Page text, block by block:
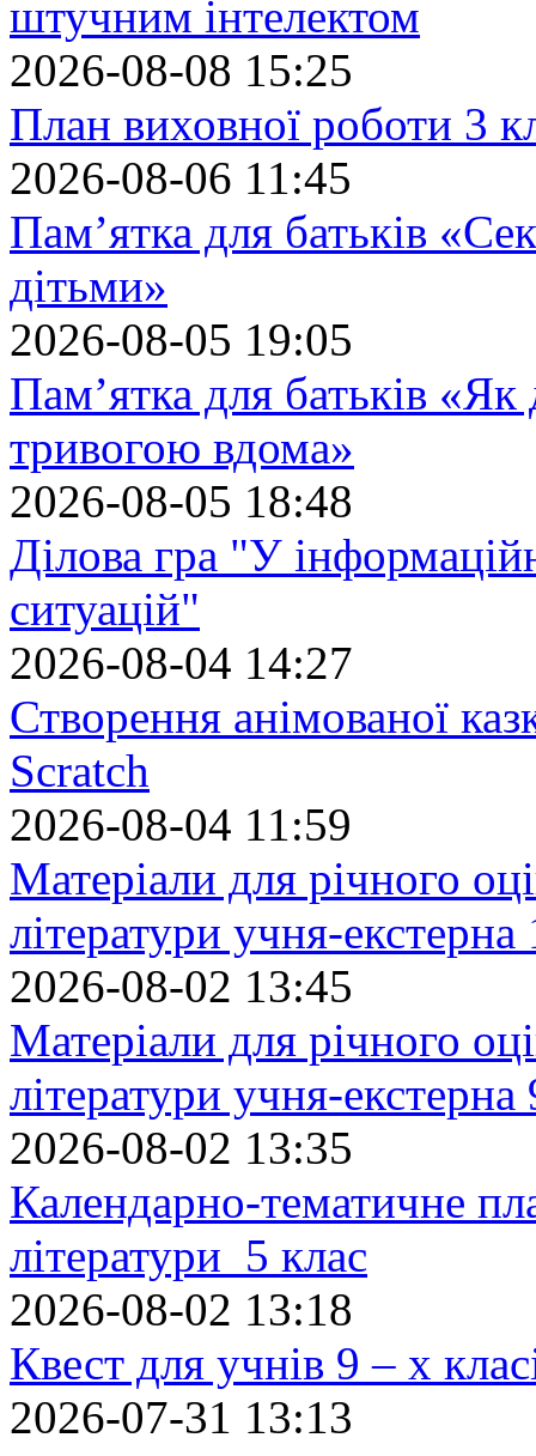
штучним інтелектом
2026-08-08 15:25
План виховної роботи 3
2026-08-06 11:45
Пам’ятка для батьків
дітьми»
2026-08-05 19:05
Пам’ятка для батьків
тривогою вдома»
2026-08-05 18:48
Ділова гра "У
ситуацій"
2026-08-04 14:27
Створення анімованої
Scratch
2026-08-04 11:59
Матеріали для річного
літератури учня-екстерна
2026-08-02 13:45
Матеріали для річного
літератури учня-екстерна
2026-08-02 13:35
Календарно-тематичне
літератури 5 клас
2026-08-02 13:18
Квест для учнів 9 – х
2026-07-31 13:13